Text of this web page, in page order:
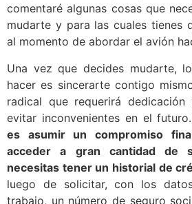
comentaré algunas cosas que
mudarte y para las cuales tienes
al momento de abordar el avión
Una vez que decides mudarte,
hacer es sincerarte contigo
radical que requerirá
evitar inconvenientes en el futuro.
es asumir un compromiso
acceder a gran cantidad de
necesitas tener un historial de
luego de solicitar, con los
trabajo, un número de seguro